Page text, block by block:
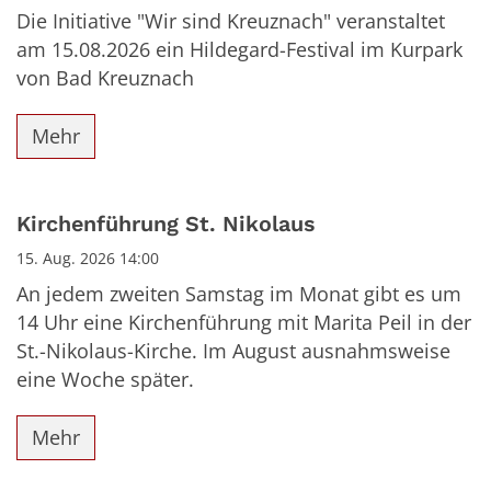
Die Initiative "Wir sind Kreuznach" veranstaltet
am 15.08.2026 ein Hildegard-Festival im Kurpark
von Bad Kreuznach
Mehr
Kirchenführung St. Nikolaus
15. Aug. 2026 14:00
An jedem zweiten Samstag im Monat gibt es um
14 Uhr eine Kirchenführung mit Marita Peil in der
St.-Nikolaus-Kirche. Im August ausnahmsweise
eine Woche später.
Mehr